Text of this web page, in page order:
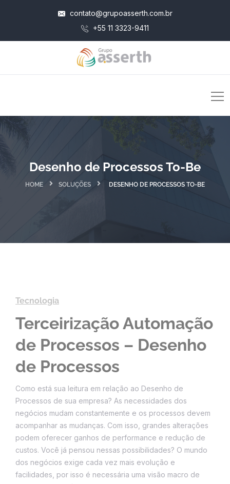
contato@grupoasserth.com.br
+55 11 3323-9411
Desenho de Processos To-Be
HOME SOLUÇÕES DESENHO DE PROCESSOS TO-BE
Tecnologia
Terceirização Automação
de Processos – Desenho
de Processos
Como está sua leitura em relação ao Desenho de
Processos de sua empresa? As necessidades dos
negócios mudam constantemente e os processos devem
acompanhar as mudanças. Com isso, grandes alterações
podem oferecer ganhos de performance e redução de
custos. Você já pensou nessas possibilidades? O mundo
dos negócios exige cada vez mais evolução e
facilidades, por isso é necessária uma visão macro de